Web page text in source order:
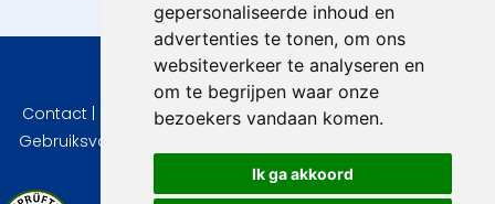
gepersonaliseerde inhoud en
advertenties te tonen, om ons
websiteverkeer te analyseren en
om te begrijpen waar onze
bezoekers vandaan komen.
Ik ga akkoord
© 2026 VidaVilla.com
Contact Privacy|Cookie instellingen|Herroepingsrecht
Gebruiksvoorwaarden